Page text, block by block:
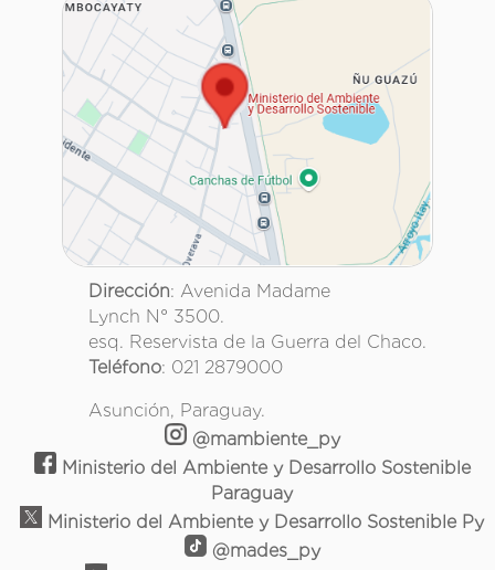
Dirección: Avenida Madame
Lynch N° 3500.
esq. Reservista de la Guerra del Chaco.
Teléfono: 021 2879000
Asunción, Paraguay.
@mambiente_py
Ministerio del Ambiente y Desarrollo Sostenible
Paraguay
Ministerio del Ambiente y Desarrollo Sostenible Py
@mades_py